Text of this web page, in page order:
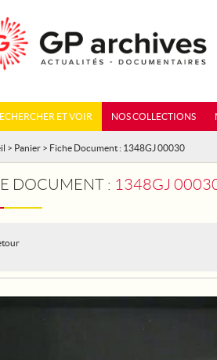
ET VOIR NOS COLLECTIONS
> Panier > Fiche Document : 1348GJ 00030
DOCUMENT : 1348GJ